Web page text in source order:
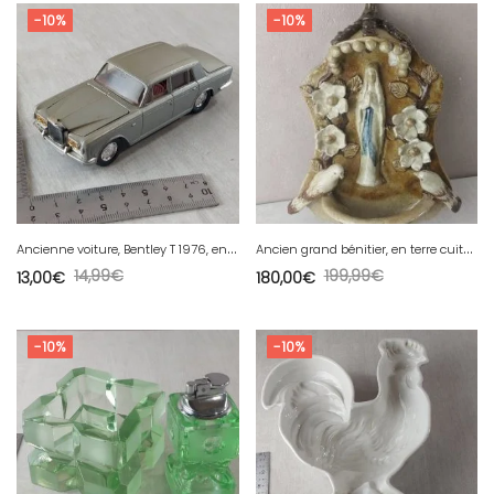
-10%
A
ncienne voiture, Bentley T 1976, en métal, Eligor, 1/43
14,99€
13,00€
-10%
A
ncien grand bénitier, en terre cuite, décor Vierge Marie colombes, Soufflenheim
199,99€
180,00€
-10% -10%